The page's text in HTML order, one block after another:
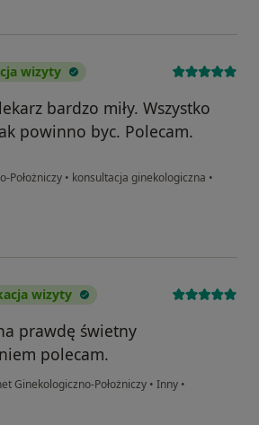
wizyty
bardzo miły. Wszystko
powinno byc. Polecam.
Położniczy • konsultacja ginekologiczna •
wizyty
prawdę świetny
polecam.
Ginekologiczno-Położniczy • Inny •